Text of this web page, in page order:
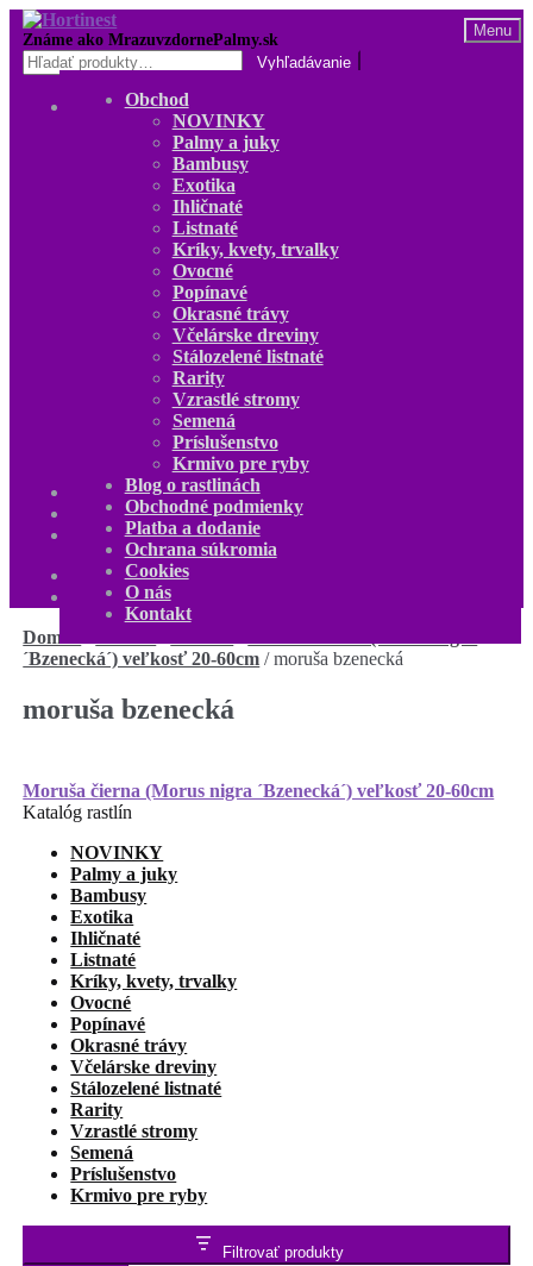
Preskočiť
na
navigáciu
Preskočiť
na
obsah
Hľadať:
Menu
Obchod
NOVINKY
Palmy a juky
Bambusy
Exotika
Ihličnaté
Listnaté
Kríky, kvety, trvalky
Ovocné
Popínavé
Okrasné trávy
Včelárske dreviny
Stálozelené listnaté
Rarity
Vzrastlé stromy
Semená
Príslušenstvo
Krmivo pre ryby
Blog o rastlinách
O nás
Kontakt
Obchod
NOVINKY
Palmy a juky
Bambusy
Exotika
Ihličnaté
Listnaté
Kríky, kvety, trvalky
Ovocné
Popínavé
Okrasné trávy
Včelárske dreviny
Stálozelené listnaté
Rarity
Vzrastlé stromy
Semená
Príslušenstvo
Krmivo pre ryby
Blog o rastlinách
Obchodné podmienky
Platba a dodanie
Ochrana súkromia
Cookies
O nás
Kontakt
€ 0 produktov
Domov
´Bzenecká´) veľkosť 20-60cm /moruša bzenecká
moruša bzenecká
Navigácia
v
článku
Predchádzajúci
článok:
Moruša čierna (Morus nigra ´Bzenecká´) veľkosť 20-60cm
Katalóg rastlín
NOVINKY
Palmy a juky
Bambusy
Exotika
Ihličnaté
Listnaté
Kríky, kvety, trvalky
Ovocné
Popínavé
Okrasné trávy
Včelárske dreviny
Stálozelené listnaté
Rarity
Vzrastlé stromy
Semená
Príslušenstvo
Krmivo pre ryby
Filtrovať produkty